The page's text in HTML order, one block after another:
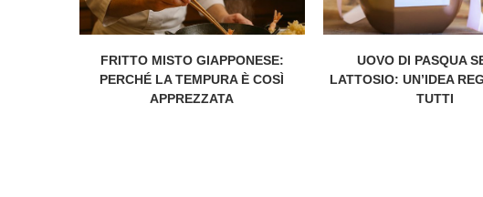
FRITTO MISTO GIAPPONESE:
PERCHÉ LA TEMPURA È COSÌ
APPREZZATA
UOVO DI PASQUA
LATTOSIO: UN’IDEA
TUTTI